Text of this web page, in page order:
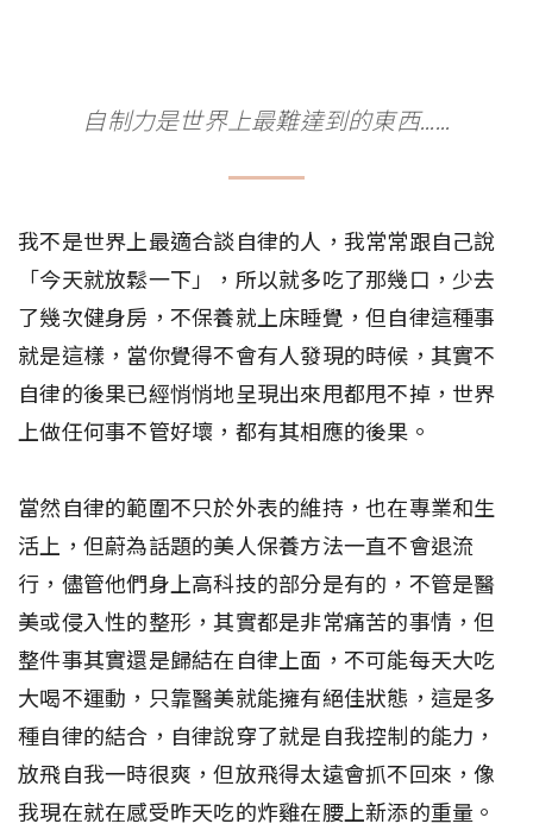
自制力是世界上最難達到的東西......
我不是世界上最適合談自律的人，我常常跟自己說
「今天就放鬆一下」，所以就多吃了那幾口，少去
了幾次健身房，不保養就上床睡覺，但自律這種事
就是這樣，當你覺得不會有人發現的時候，其實不
自律的後果已經悄悄地呈現出來甩都甩不掉，世界
上做任何事不管好壞，都有其相應的後果。
當然自律的範圍不只於外表的維持，也在專業和生
活上，但蔚為話題的美人保養方法一直不會退流
行，儘管他們身上高科技的部分是有的，不管是醫
美或侵入性的整形，其實都是非常痛苦的事情，但
整件事其實還是歸結在自律上面，不可能每天大吃
大喝不運動，只靠醫美就能擁有絕佳狀態，這是多
種自律的結合，自律說穿了就是自我控制的能力，
放飛自我一時很爽，但放飛得太遠會抓不回來，像
我現在就在感受昨天吃的炸雞在腰上新添的重量。